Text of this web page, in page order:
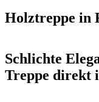
Holztreppe in
Schlichte
Treppe direkt